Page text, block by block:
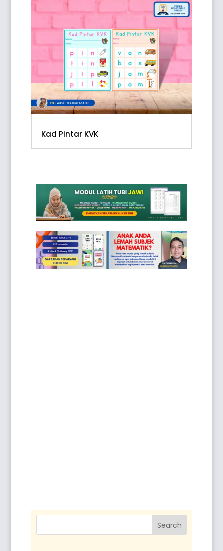
Kad Pintar KVK